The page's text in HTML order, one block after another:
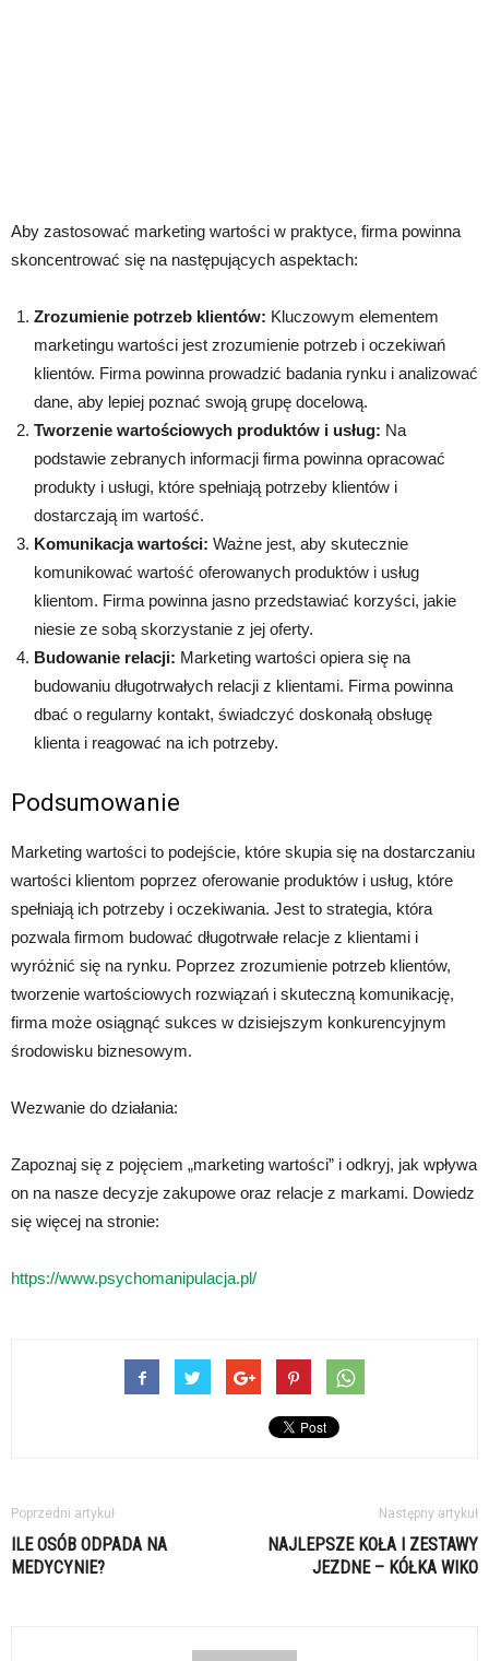
Aby zastosować marketing wartości w praktyce, firma powinna
skoncentrować się na następujących aspektach:
Zrozumienie potrzeb klientów: Kluczowym elementem
marketingu wartości jest zrozumienie potrzeb i oczekiwań
klientów. Firma powinna prowadzić badania rynku i analizować
dane, aby lepiej poznać swoją grupę docelową.
Tworzenie wartościowych produktów i usług: Na
podstawie zebranych informacji firma powinna opracować
produkty i usługi, które spełniają potrzeby klientów i
dostarczają im wartość.
Komunikacja wartości: Ważne jest, aby skutecznie
komunikować wartość oferowanych produktów i usług
klientom. Firma powinna jasno przedstawiać korzyści, jakie
niesie ze sobą skorzystanie z jej oferty.
Budowanie relacji: Marketing wartości opiera się na
budowaniu długotrwałych relacji z klientami. Firma powinna
dbać o regularny kontakt, świadczyć doskonałą obsługę
klienta i reagować na ich potrzeby.
Podsumowanie
Marketing wartości to podejście, które skupia się na dostarczaniu
wartości klientom poprzez oferowanie produktów i usług, które
spełniają ich potrzeby i oczekiwania. Jest to strategia, która
pozwala firmom budować długotrwałe relacje z klientami i
wyróżnić się na rynku. Poprzez zrozumienie potrzeb klientów,
tworzenie wartościowych rozwiązań i skuteczną komunikację,
firma może osiągnąć sukces w dzisiejszym konkurencyjnym
środowisku biznesowym.
Wezwanie do działania:
Zapoznaj się z pojęciem „marketing wartości” i odkryj, jak wpływa
on na nasze decyzje zakupowe oraz relacje z markami. Dowiedz
się więcej na stronie:
https://www.psychomanipulacja.pl/
Poprzedni artykuł
ILE OSÓB ODPADA NA
MEDYCYNIE?
Następny artykuł
NAJLEPSZE KOŁA I ZESTAWY
JEZDNE – KÓŁKA WIKO